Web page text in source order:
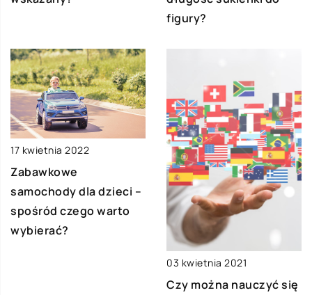
figury?
17 kwietnia 2022
Zabawkowe
samochody dla dzieci –
spośród czego warto
wybierać?
03 kwietnia 2021
Czy można nauczyć się